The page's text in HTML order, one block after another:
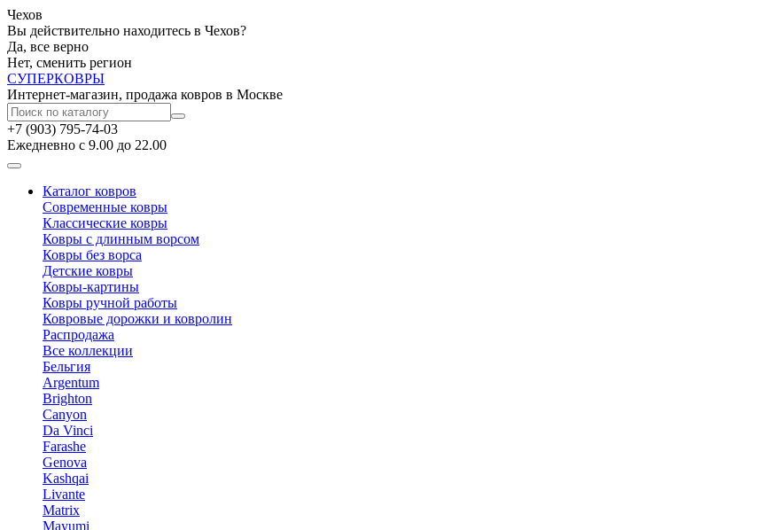
Чехов
Вы действительно находитесь в Чехов?
Да, все верно
Нет, сменить регион
СУПЕРКОВРЫ
Интернет-магазин, продажа ковров в Москве
+7 (903) 795-74-03
Ежедневно с 9.00 до 22.00
Каталог ковров
Современные ковры
Классические ковры
Ковры с длинным ворсом
Ковры без ворса
Детские ковры
Ковры-картины
Ковры ручной работы
Ковровые дорожки и ковролин
Распродажа
Все коллекции
Бельгия
Argentum
Brighton
Canyon
Da Vinci
Farashe
Genova
Kashqai
Livante
Matrix
Mayumi